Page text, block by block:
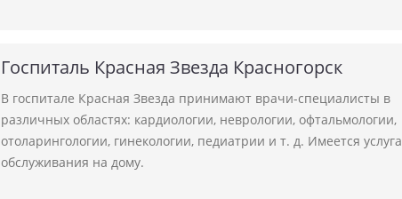
Госпиталь Красная Звезда Красногорск
В госпитале Красная Звезда принимают врачи-специалисты в
различных областях: кардиологии, неврологии, офтальмологии,
отоларингологии, гинекологии, педиатрии и т. д. Имеется услуга
обслуживания на дому.